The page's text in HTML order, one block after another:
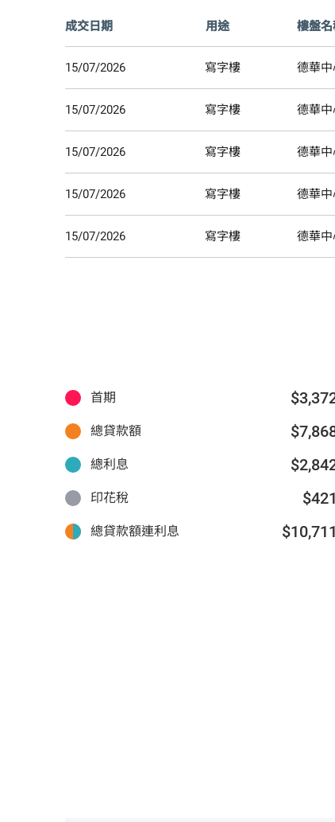
成交日期 用途 樓盤名
15/07/2026 寫字樓 德華中
15/07/2026 寫字樓 德華中
15/07/2026 寫字樓 德華中
15/07/2026 寫字樓 德華中
15/07/2026 寫字樓 德華中
首期
總貸款額
總利息
印花稅
總貸款額連利息